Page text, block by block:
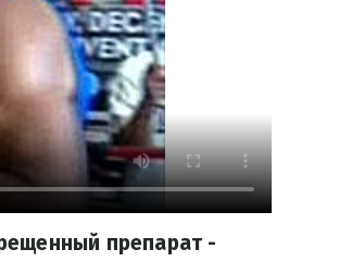
препарат -